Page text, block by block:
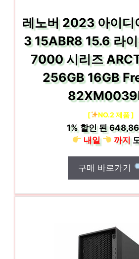
레노버 2023 아이디
3 15ABR8 15.6 라
7000 시리즈
256GB 16GB
[ NO.2 제품 ]
1%할인 된
내일
까지
구매 바로가기